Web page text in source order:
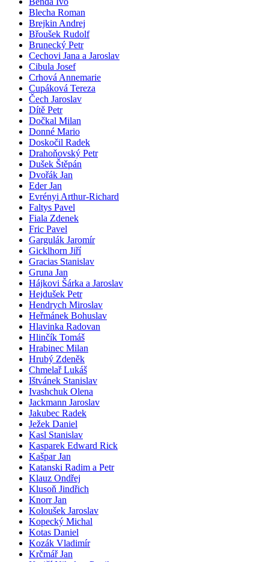
Blecha Roman
Brejkin Andrej
Břoušek Rudolf
Brunecký Petr
Cechovi Jana a Jaroslav
Cibula Josef
Crhová Annemarie
Cupáková Tereza
Čech Jaroslav
Dítě Petr
Dočkal Milan
Donné Mario
Doskočil Radek
Drahoňovský Petr
Dušek Štěpán
Dvořák Jan
Eder Jan
Evrényi Arthur-Richard
Faltys Pavel
Fiala Zdenek
Fric Pavel
Gargulák Jaromír
Gicklhorn Jiří
Gracias Stanislav
Gruna Jan
Hájkovi Šárka a Jaroslav
Hejdušek Petr
Hendrych Miroslav
Heřmánek Bohuslav
Hlavinka Radovan
Hlinčík Tomáš
Hrabinec Milan
Hrubý Zdeněk
Chmelař Lukáš
Ištvánek Stanislav
Ivashchuk Olena
Jackmann Jaroslav
Jakubec Radek
Ježek Daniel
Kasl Stanislav
Kasparek Edward Rick
Kašpar Jan
Katanski Radim a Petr
Klauz Ondřej
Klusoň Jindřich
Knorr Jan
Koloušek Jaroslav
Kopecký Michal
Kotas Daniel
Kozák Vladimír
Krčmář Jan